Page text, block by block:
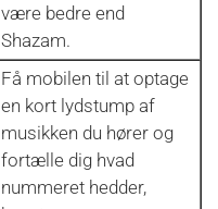
være bedre end
Shazam.
Få mobilen til at optage
en kort lydstump af
musikken du hører og
fortælle dig hvad
nummeret hedder,